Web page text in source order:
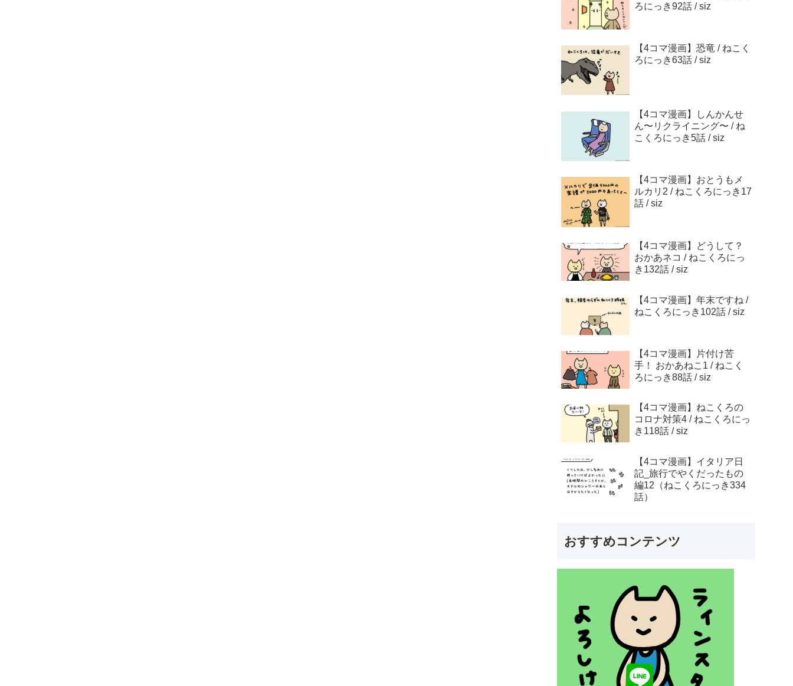
ろにっき92話 / siz
【4コマ漫画】恐竜 / ねこく
ろにっき63話 / siz
【4コマ漫画】しんかんせ
ん〜リクライニング〜 / ね
こくろにっき5話 / siz
【4コマ漫画】おとうもメ
ルカリ2 / ねこくろにっき17
話 / siz
【4コマ漫画】どうして？
おかあネコ / ねこくろにっ
き132話 / siz
【4コマ漫画】年末ですね /
ねこくろにっき102話 / siz
【4コマ漫画】片付け苦
手！ おかあねこ1 / ねこく
ろにっき88話 / siz
【4コマ漫画】ねこくろの
コロナ対策4 / ねこくろにっ
き118話 / siz
【4コマ漫画】イタリア日
記_旅行でやくだったもの
編12（ねこくろにっき334
話）
おすすめコンテンツ